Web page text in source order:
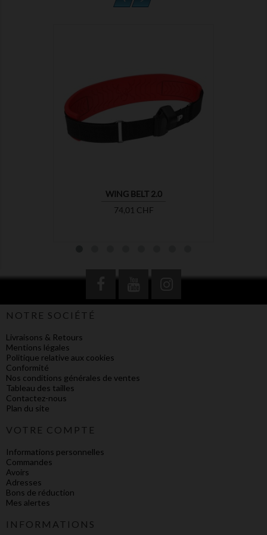
WING BELT 2.0
Prix
74,01 CHF

NOTRE SOCIÉTÉ
Livraisons & Retours
Mentions légales
Politique relative aux cookies
Conformité
Nos conditions générales de ventes
Tableau des tailles
Contactez-nous
Plan du site
VOTRE COMPTE
Informations personnelles
Commandes
Avoirs
Adresses
Bons de réduction
Mes alertes
INFORMATIONS